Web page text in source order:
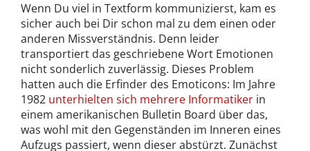
Wenn Du viel in Textform kommunizierst, kam es
sicher auch bei Dir schon mal zu dem einen oder
anderen Missverständnis. Denn leider
transportiert das geschriebene Wort Emotionen
nicht sonderlich zuverlässig. Dieses Problem
hatten auch die Erfinder des Emoticons: Im Jahre
1982 unterhielten sich mehrere Informatiker in
einem amerikanischen Bulletin Board über das,
was wohl mit den Gegenständen im Inneren eines
Aufzugs passiert, wenn dieser abstürzt. Zunächst